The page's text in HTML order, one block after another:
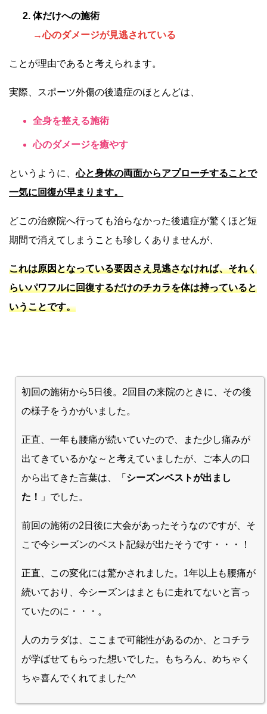
体だけへの施術
→心のダメージが見逃されている
ことが理由であると考えられます。
実際、スポーツ外傷の後遺症のほとんどは、
全身を整える施術
心のダメージを癒やす
というように、心と身体の両面からアプローチすることで
一気に回復が早まります。
どこの治療院へ行っても治らなかった後遺症が驚くほど短
期間で消えてしまうことも珍しくありませんが、
これは原因となっている要因さえ見逃さなければ、それく
らいパワフルに回復するだけのチカラを体は持っていると
いうことです。
初回の施術から5日後。2回目の来院のときに、その後
の様子をうかがいました。
正直、一年も腰痛が続いていたので、また少し痛みが
出てきているかな～と考えていましたが、ご本人の口
から出てきた言葉は、「 シーズンベストが出まし
た！
」でした。
前回の施術の2日後に大会があったそうなのですが、そ
こで今シーズンのベスト記録が出たそうです・・・！
正直、この変化には驚かされました。1年以上も腰痛が
続いており、今シーズンはまともに走れてないと言っ
ていたのに・・・。
人のカラダは、ここまで可能性があるのか、とコチラ
が学ばせてもらった想いでした。もちろん、めちゃく
ちゃ喜んでくれてました^^